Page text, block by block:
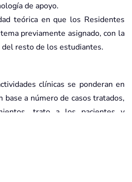
de apoyo.
teórica en que los Residentes
previamente asignado, con la
del resto de los estudiantes.
clínicas se ponderan en
base a número de casos tratados,
trato a los pacientes y